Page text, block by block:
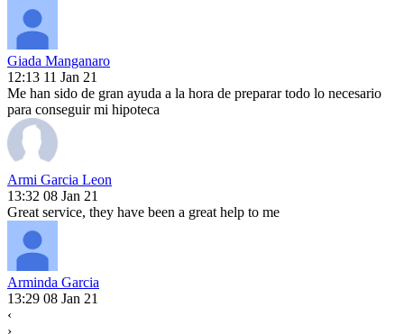
Giada Manganaro
12:13 11 Jan 21
Me han sido de gran ayuda a la hora de preparar todo lo necesario
para conseguir mi hipoteca
Armi Garcia Leon
13:32 08 Jan 21
Great service, they have been a great help to me
Arminda Garcia
13:29 08 Jan 21
‹